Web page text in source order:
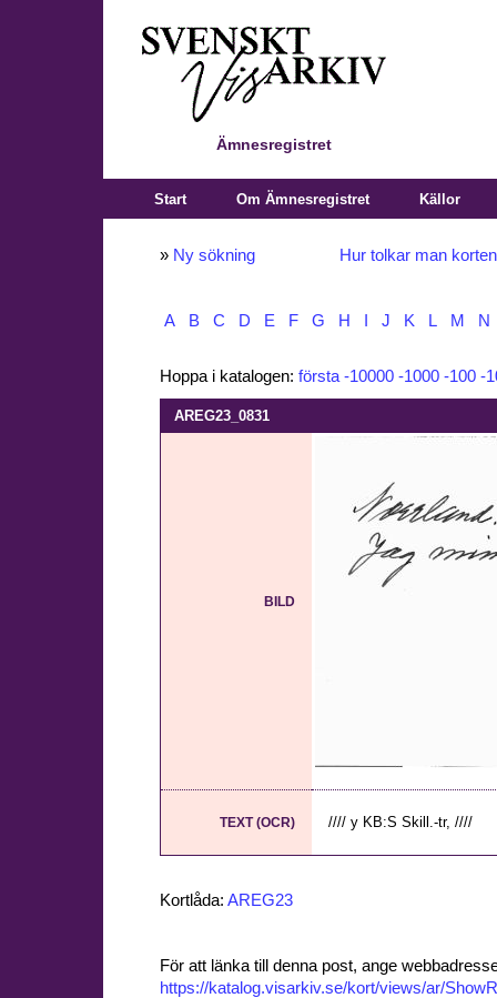
Ämnesregistret
Start Om Ämnesregistret Källor
» Ny sökning Hur tolkar man
A B C D E F G H J K L M N
Hoppa i katalogen: första -10000 -1000 -100 -
AREG23_0831
BILD
TEXT (OCR) //// y KB:S Skill.-tr, ////
Kortlåda: AREG23
För att länka till denna post, ange
https://katalog.visarkiv.se/kort/views/ar/